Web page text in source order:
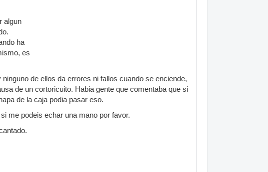
algun
ha
es
de ellos da errores ni fallos cuando se enciende,
de un cortoricuito. Habia gente que comentaba que si
de la caja podia pasar eso.
me podeis echar una mano por favor.